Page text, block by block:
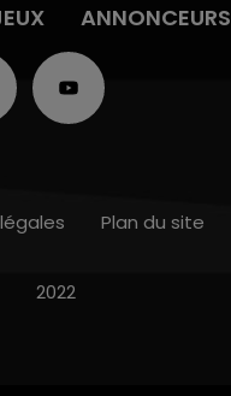
ANNONCEURS
Plan du site
2022